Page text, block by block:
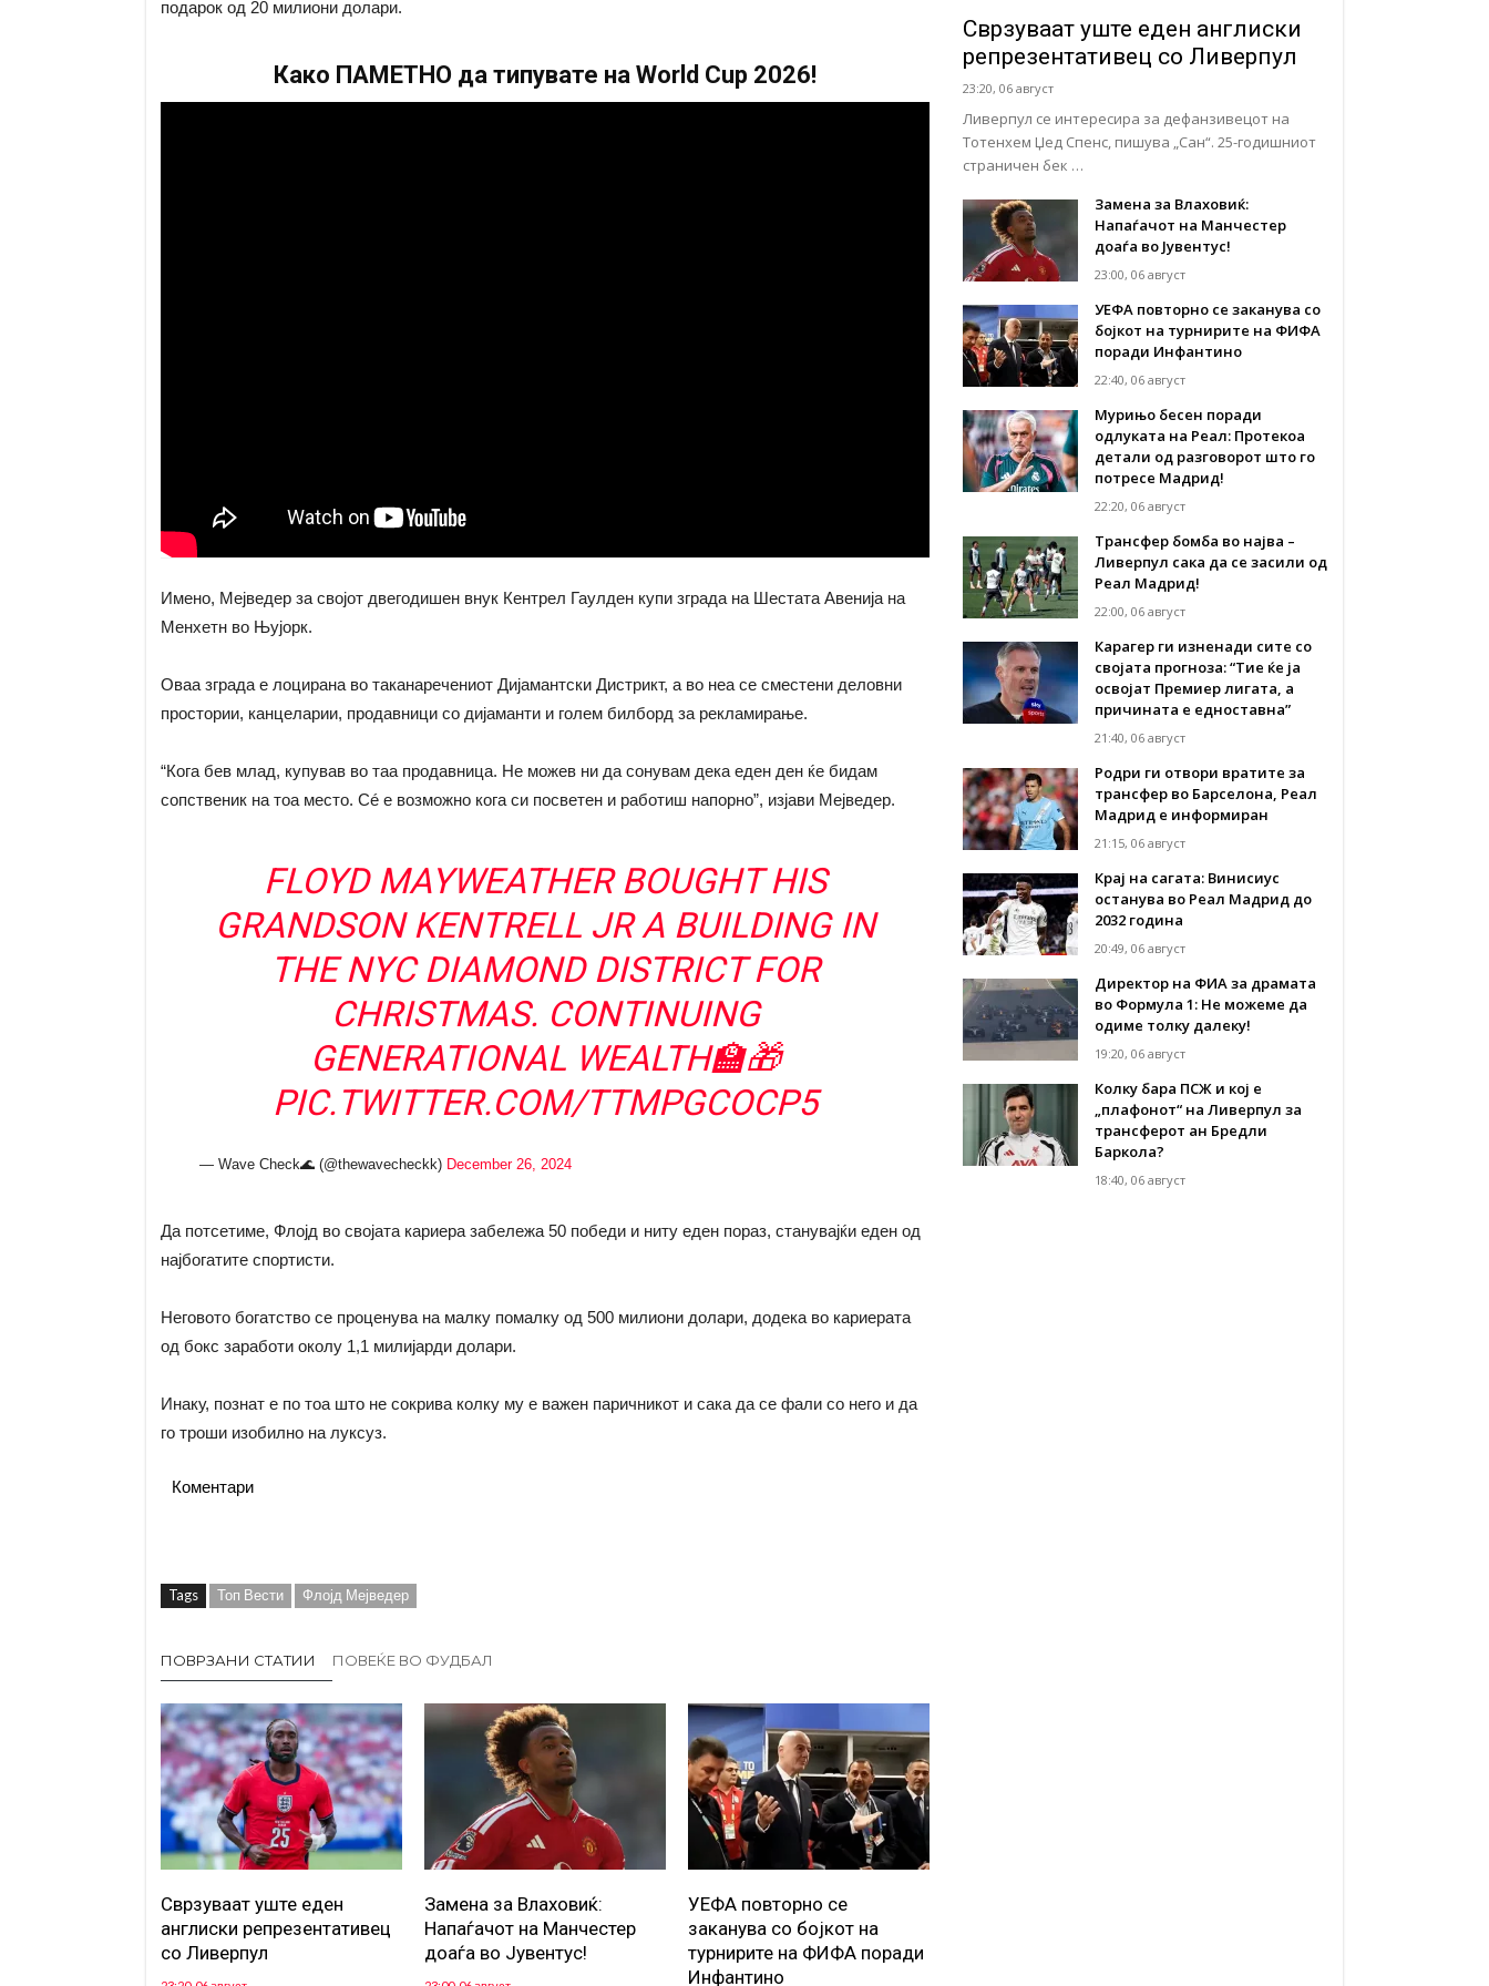
подарок од 20 милиони долари.
Како ПАМЕТНО да типувате на World Cup 2026!
Имено, Мејведер за својот двегодишен внук Кентрел Гаулден купи зграда на Шестата Авенија на
Менхетн во Њујорк.
Оваа зграда е лоцирана во таканаречениот Дијамантски Дистрикт, а во неа се сместени деловни
простории, канцеларии, продавници со дијаманти и голем билборд за рекламирање.
“Кога бев млад, купував во таа продавница. Не можев ни да сонувам дека еден ден ќе бидам
сопственик на тоа место. Сé е возможно кога си посветен и работиш напорно”, изјави Мејведер.
FLOYD MAYWEATHER BOUGHT HIS
GRANDSON KENTRELL JR A BUILDING IN
THE NYC DIAMOND DISTRICT FOR
CHRISTMAS. CONTINUING
GENERATIONAL WEALTH🏫🎁
PIC.TWITTER.COM/TTMPGCOCP5
— Wave Check🌊 (@thewavecheckk) December 26, 2024
Да потсетиме, Флојд во својата кариера забележа 50 победи и ниту еден пораз, станувајќи еден од
најбогатите спортисти.
Неговото богатство се проценува на малку помалку од 500 милиони долари, додека во кариерата
од бокс заработи околу 1,1 милијарди долари.
Инаку, познат е по тоа што не сокрива колку му е важен паричникот и сака да се фали со него и да
го троши изобилно на луксуз.
Коментари
Tags Топ Вести Флојд Мејведер
ПОВРЗАНИ СТАТИИ ПОВЕЌЕ ВО ФУДБАЛ
Сврзуваат уште еден
англиски репрезентативец
со Ливерпул
Замена за Влаховиќ:
Напаѓачот на Манчестер
доаѓа во Јувентус!
УЕФА повторно се
заканува со бојкот на
турнирите на ФИФА поради
Инфантино
Сврзуваат уште еден англиски
репрезентативец со Ливерпул
23:20, 06 август
Ливерпул се интересира за дефанзивецот на
Тотенхем Џед Спенс, пишува „Сан“. 25-годишниот
страничен бек …
Замена за Влаховиќ:
Напаѓачот на Манчестер
доаѓа во Јувентус!
23:00, 06 август
УЕФА повторно се заканува со
бојкот на турнирите на ФИФА
поради Инфантино
22:40, 06 август
Мурињо бесен поради
одлуката на Реал: Протекоа
детали од разговорот што го
потресе Мадрид!
22:20, 06 август
Трансфер бомба во најва –
Ливерпул сака да се засили од
Реал Мадрид!
22:00, 06 август
Карагер ги изненади сите со
својата прогноза: “Тие ќе ја
освојат Премиер лигата, а
причината е едноставна”
21:40, 06 август
Родри ги отвори вратите за
трансфер во Барселона, Реал
Мадрид е информиран
21:15, 06 август
Крај на сагата: Винисиус
останува во Реал Мадрид до
2032 година
20:49, 06 август
Директор на ФИА за драмата
во Формула 1: Не можеме да
одиме толку далеку!
19:20, 06 август
Колку бара ПСЖ и кој е
„плафонот“ на Ливерпул за
трансферот ан Бредли
Баркола?
18:40, 06 август